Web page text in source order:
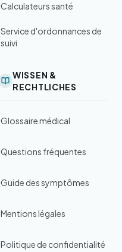
Calculateurs santé
Service d'ordonnances de
suivi
WISSEN &
RECHTLICHES
Glossaire médical
Questions fréquentes
Guide des symptômes
Mentions légales
Politique de confidentialité